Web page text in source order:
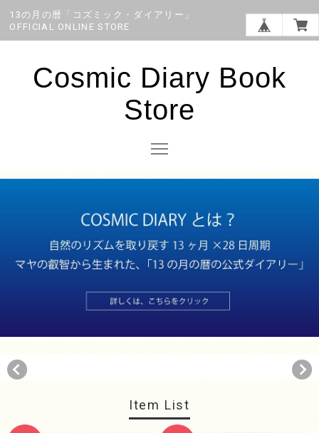
13の月の暦「コズミック・ダイアリー」
OFFICIAL ONLINE STORE
Cosmic Diary Book
Store
Item List